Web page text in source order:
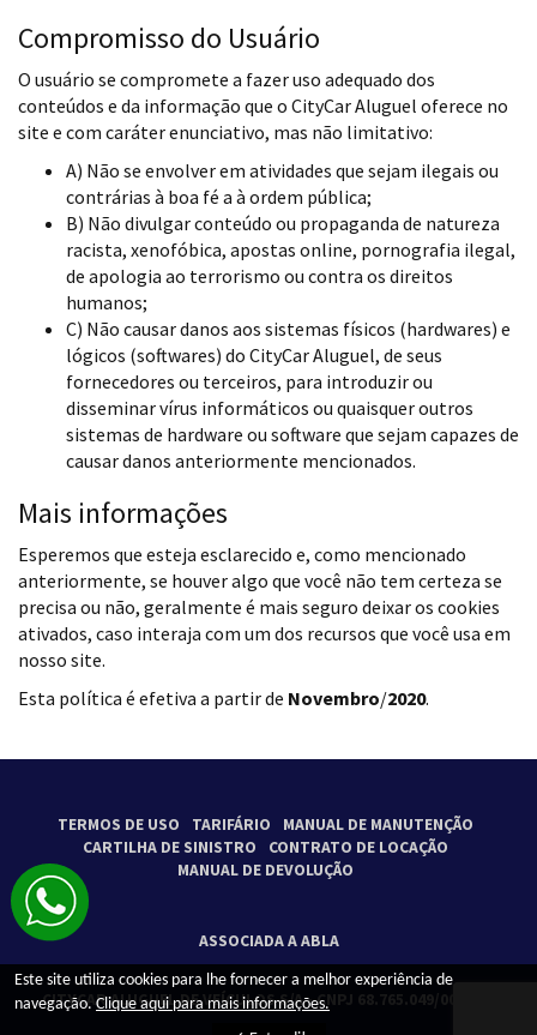
Compromisso do Usuário
O usuário se compromete a fazer uso adequado dos
conteúdos e da informação que o CityCar Aluguel oferece no
site e com caráter enunciativo, mas não limitativo:
A) Não se envolver em atividades que sejam ilegais ou
contrárias à boa fé a à ordem pública;
B) Não divulgar conteúdo ou propaganda de natureza
racista, xenofóbica, apostas online, pornografia ilegal,
de apologia ao terrorismo ou contra os direitos
humanos;
C) Não causar danos aos sistemas físicos (hardwares) e
lógicos (softwares) do CityCar Aluguel, de seus
fornecedores ou terceiros, para introduzir ou
disseminar vírus informáticos ou quaisquer outros
sistemas de hardware ou software que sejam capazes de
causar danos anteriormente mencionados.
Mais informações
Esperemos que esteja esclarecido e, como mencionado
anteriormente, se houver algo que você não tem certeza se
precisa ou não, geralmente é mais seguro deixar os cookies
ativados, caso interaja com um dos recursos que você usa em
nosso site.
Esta política é efetiva a partir de Novembro/2020.
TERMOS DE USO TARIFÁRIO
MANUAL DE MANUTENÇÃO
CARTILHA DE SINISTRO
CONTRATO DE LOCAÇÃO
MANUAL DE DEVOLUÇÃO
ASSOCIADA A ABLA
CITYCAR ALUGUEL DE VEÍCULOS S/A - CNPJ 68.765.049/0001-79
Este site utiliza cookies para lhe fornecer a melhor experiência de
navegação. Clique aqui para mais informações.